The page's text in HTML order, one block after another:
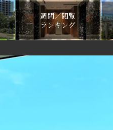
週間／閲覧
ランキング